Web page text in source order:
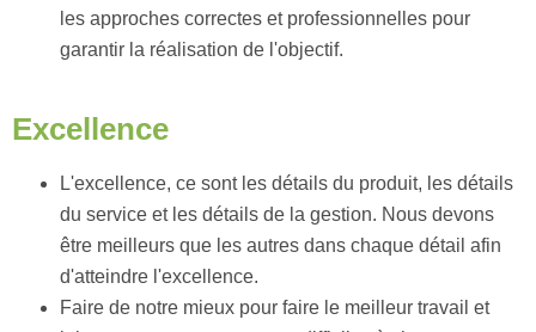
les approches correctes et professionnelles pour
garantir la réalisation de l'objectif.
Excellence
L'excellence, ce sont les détails du produit, les détails
du service et les détails de la gestion. Nous devons
être meilleurs que les autres dans chaque détail afin
d'atteindre l'excellence.
Faire de notre mieux pour faire le meilleur travail et